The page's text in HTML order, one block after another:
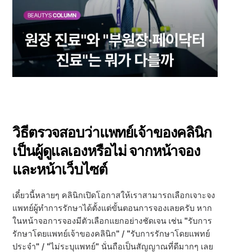
วิธีตรวจสอบว่าแพทย์เจ้าของคลินิก
เป็นผู้ดูแลเองหรือไม่ จากหน้าจอง
และหน้าเว็บไซต์
เดี๋ยวนี้หลายๆ คลินิกเปิดโอกาสให้เราสามารถเลือกเจาะจง
แพทย์ผู้ทำการรักษาได้ตั้งแต่ขั้นตอนการจองเลยครับ หาก
ในหน้าจอการจองมีตัวเลือกแยกอย่างชัดเจน เช่น "รับการ
รักษาโดยแพทย์เจ้าของคลินิก" / "รับการรักษาโดยแพทย์
ประจำ" / "ไม่ระบุแพทย์" นั่นถือเป็นสัญญาณที่ดีมากๆ เลย